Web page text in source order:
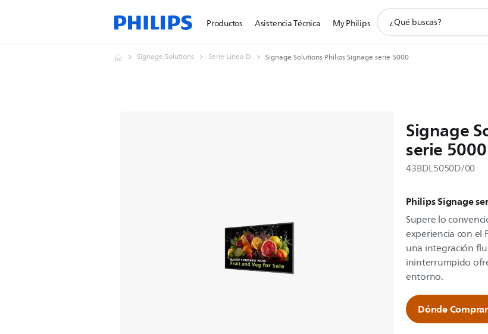
Productos Asistencia Técnica My Philips
de
Signage Solutions Serie Línea D Signage Solutions Philips Signage serie 5000
Signage
serie 5000
43BDL5050D/00
Philips Signage
Supere lo
experiencia con el
una integración
ininterrumpido
entorno.
Dónde Comprar